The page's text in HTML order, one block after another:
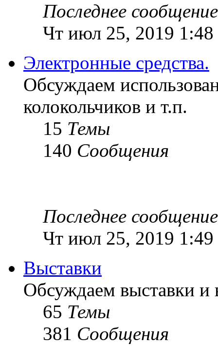
Последнее сообщение
Чт июл 25, 2019 1:48
Электронные средства.
Обсуждаем
колокольчиков и т.п.
15 Темы
140 Сообщения
Последнее сообщение
Чт июл 25, 2019 1:49
Выставки
Обсуждаем выставки и
65 Темы
381 Сообщения